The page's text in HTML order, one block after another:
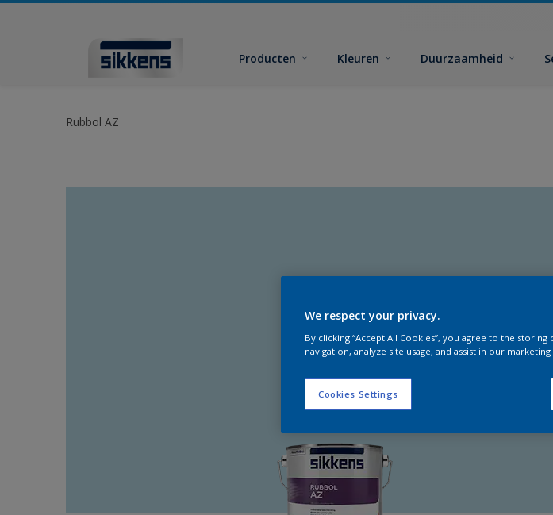
Producten Kleuren Duurzaamheid
Rubbol AZ
We respect your privacy.
By clicking “Accept All Cookies”, you agree to the
navigation, analyze site usage, and assist in our
Cookies Settings